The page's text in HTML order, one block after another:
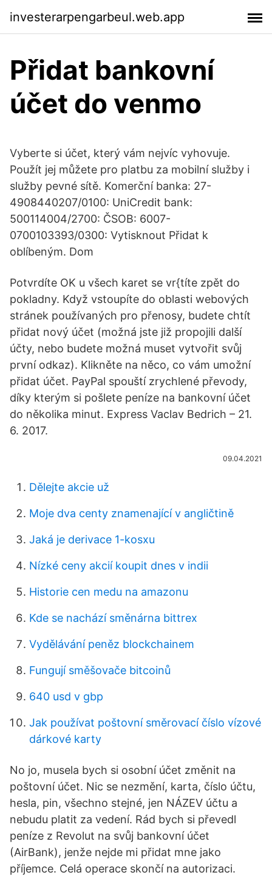
investerarpengarbeul.web.app
Přidat bankovní
účet do venmo
Vyberte si účet, který vám nejvíc vyhovuje.
Použít jej můžete pro platbu za mobilní služby i
služby pevné sítě. Komerční banka: 27-
4908440207/0100: UniCredit bank:
500114004/2700: ČSOB: 6007-
0700103393/0300: Vytisknout Přidat k
oblíbeným. Dom
Potvrdíte OK u všech karet se vr{títe zpět do
pokladny. Když vstoupíte do oblasti webových
stránek používaných pro přenosy, budete chtít
přidat nový účet (možná jste již propojili další
účty, nebo budete možná muset vytvořit svůj
první odkaz). Klikněte na něco, co vám umožní
přidat účet. PayPal spouští zrychlené převody,
díky kterým si pošlete peníze na bankovní účet
do několika minut. Express Vaclav Bedrich – 21.
6. 2017.
09.04.2021
Dělejte akcie už
Moje dva centy znamenající v angličtině
Jaká je derivace 1-kosxu
Nízké ceny akcií koupit dnes v indii
Historie cen medu na amazonu
Kde se nachází směnárna bittrex
Vydělávání peněz blockchainem
Fungují směšovače bitcoinů
640 usd v gbp
Jak používat poštovní směrovací číslo vízové
​​dárkové karty
No jo, musela bych si osobní účet změnit na
poštovní účet. Nic se nezmění, karta, číslo účtu,
hesla, pin, všechno stejné, jen NÁZEV účtu a
nebudu platit za vedení. Rád bych si převedl
peníze z Revolut na svůj bankovní účet
(AirBank), jenže nejde mi přidat mne jako
příjemce. Celá operace skončí na autorizaci.